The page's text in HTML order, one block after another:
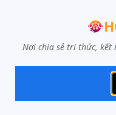
Nơi chia sẻ tri thức, kết